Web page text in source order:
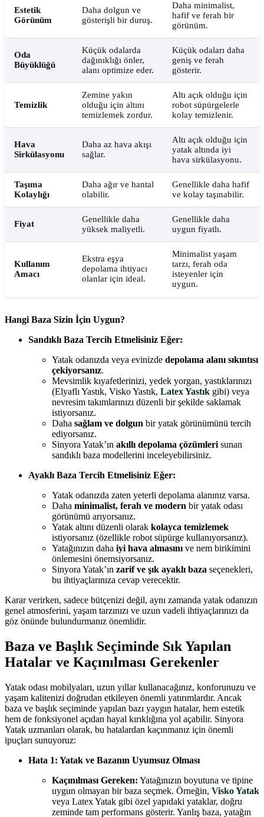
Estetik
Görünüm
Daha dolgun ve
gösterişli bir duruş.
Daha minimalist,
hafif ve ferah bir
görünüm.
Oda
Büyüklüğü
Küçük odalarda
dağınıklığı önler,
alanı optimize eder.
Küçük odaları daha
geniş ve ferah
gösterir.
Temizlik
Zemine yakın
olduğu için altını
temizlemek zordur.
Altı açık olduğu için
robot süpürgelerle
kolay temizlenir.
Hava
Sirkülasyonu
Daha az hava akışı
sağlar.
Altı açık olduğu için
yatak altında iyi
hava sirkülasyonu.
Taşıma
Kolaylığı
Daha ağır ve hantal
olabilir.
Genellikle daha hafif
ve kolay taşınabilir.
Fiyat
Genellikle daha
yüksek maliyetli.
Genellikle daha
uygun fiyatlı.
Kullanım
Amacı
Ekstra eşya
depolama ihtiyacı
olanlar için ideal.
Minimalist yaşam
tarzı, ferah oda
isteyenler için
uygun.
Hangi Baza Sizin İçin Uygun?
Sandıklı Baza Tercih Etmelisiniz Eğer:
Yatak odanızda veya evinizde depolama alanı sıkıntısı
çekiyorsanız.
Mevsimlik kıyafetlerinizi, yedek yorgan, yastıklarınızı
(Elyaflı Yastık, Visko Yastık, Latex Yastık gibi) veya
nevresim takımlarınızı düzenli bir şekilde saklamak
istiyorsanız.
Daha sağlam ve dolgun bir yatak görünümünü tercih
ediyorsanız.
Sinyora Yatak’ın akıllı depolama çözümleri sunan
sandıklı baza modellerini inceleyebilirsiniz.
Ayaklı Baza Tercih Etmelisiniz Eğer:
Yatak odanızda zaten yeterli depolama alanınız varsa.
Daha minimalist, ferah ve modern bir yatak odası
görünümü arıyorsanız.
Yatak altını düzenli olarak kolayca temizlemek
istiyorsanız (özellikle robot süpürge kullanıyorsanız).
Yatağınızın daha iyi hava almasını ve nem birikimini
önlemesini önemsiyorsanız.
Sinyora Yatak’ın zarif ve şık ayaklı baza seçenekleri,
bu ihtiyaçlarınıza cevap verecektir.
Karar verirken, sadece bütçenizi değil, aynı zamanda yatak odanızın
genel atmosferini, yaşam tarzınızı ve uzun vadeli ihtiyaçlarınızı da
göz önünde bulundurmanız önemlidir.
Baza ve Başlık Seçiminde Sık Yapılan
Hatalar ve Kaçınılması Gerekenler
Yatak odası mobilyaları, uzun yıllar kullanacağınız, konforunuzu ve
yaşam kalitenizi doğrudan etkileyen önemli yatırımlardır. Ancak
baza ve başlık seçiminde yapılan bazı yaygın hatalar, hem estetik
hem de fonksiyonel açıdan hayal kırıklığına yol açabilir. Sinyora
Yatak uzmanları olarak, bu hatalardan kaçınmanız için önemli
ipuçları sunuyoruz:
Hata 1: Yatak ve Bazanın Uyumsuz Olması
Kaçınılması Gereken: Yatağınızın boyutuna ve tipine
uygun olmayan bir baza seçmek. Örneğin, Visko Yatak
veya Latex Yatak gibi özel yapıdaki yataklar, doğru
zeminde tam performans gösterir. Yanlış baza, yatağın